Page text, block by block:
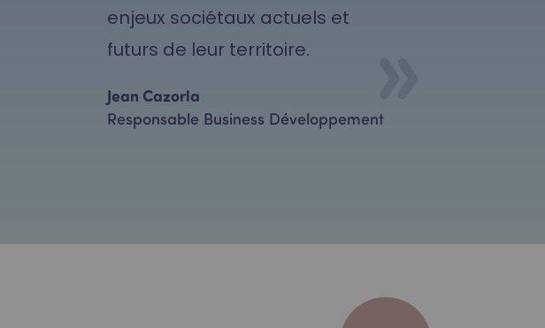
enjeux sociétaux actuels et
futurs de leur territoire.
Jean Cazorla
Responsable Business Développement